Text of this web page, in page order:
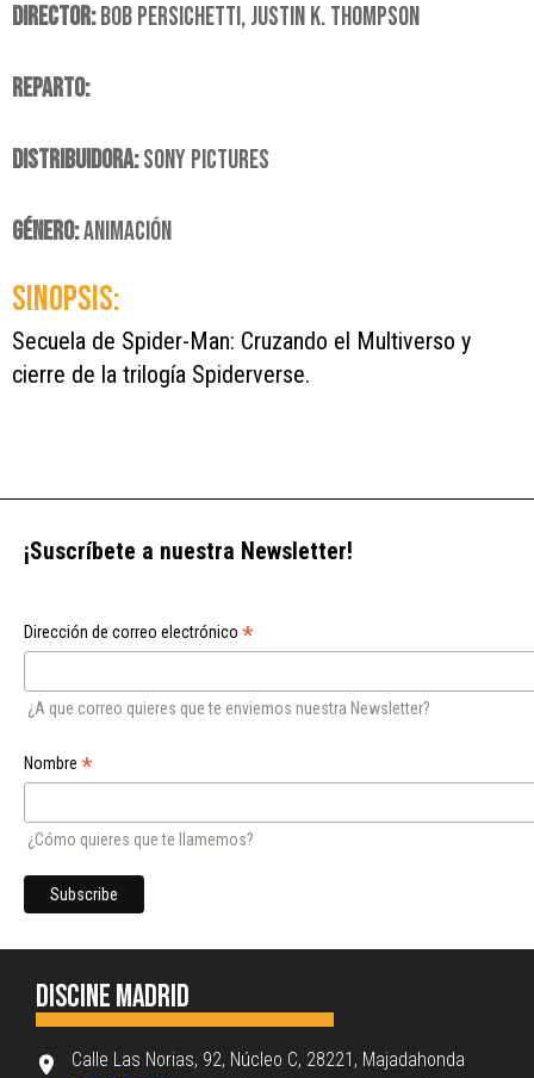
DIRECTOR:BOB PERSICHETTI, JUSTIN K. THOMPSON
REPARTO:
DISTRIBUIDORA:SONY PICTURES
GÉNERO:ANIMACIÓN
SINOPSIS:
Secuela de Spider-Man: Cruzando el Multiverso y
cierre de la trilogía Spiderverse.
¡Suscríbete a nuestra Newsletter!
Dirección de correo electrónico *
¿A que correo quieres que te enviemos nuestra Newsletter?
Nombre *
¿Cómo quieres que te llamemos?
Discine Madrid
Calle Las Norias, 92, Núcleo C, 28221, Majadahonda